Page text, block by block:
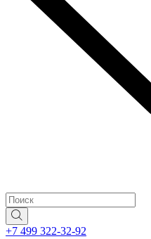
+7 499 322-32-92